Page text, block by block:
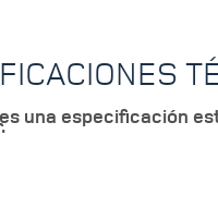
una especificación